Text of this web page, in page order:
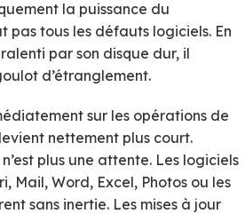
la puissance du
pas tous les défauts logiciels. En
par son disque dur, il
d’étranglement.
sur les opérations de
nettement plus court.
plus une attente. Les logiciels
Mail, Word, Excel, Photos ou les
sans inertie. Les mises à jour